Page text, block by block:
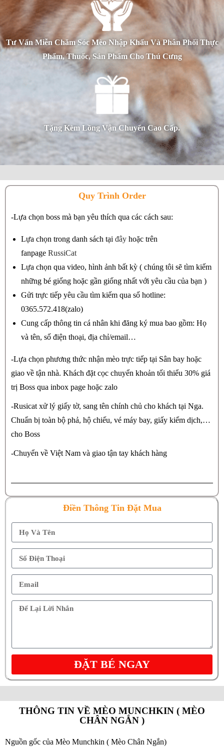
Tư Vấn Miễn Chăm Sóc Mèo Nhập Khẩu Và Phân Phối Thực
Phẩm, Thuốc, Sản Phẩm Cho Thú Cưng
Tặng Kèm Lồng Vận Chuyển Cao Cấp.
Quy Trình Order
-Lựa chọn boss mà bạn yêu thích qua các cách sau:
Lựa chọn trong danh sách tại đây hoặc trên
fanpage RussiCat
Lựa chọn qua video, hình ảnh bất kỳ ( chúng tôi sẽ tìm kiếm
những bé giống hoặc gần giống nhất với yêu cầu của bạn )
Gửi trực tiếp yêu cầu tìm kiếm qua số hotline:
0365.572.418(zalo)
Cung cấp thông tin cá nhân khi đăng ký mua bao gồm: Họ
và tên, số điện thoại, địa chỉ/email…
-Lựa chọn phương thức nhận mèo trực tiếp tại Sân bay hoặc
giao về tận nhà. Khách đặt cọc chuyển khoản tối thiểu 30% giá
trị Boss qua inbox page hoặc zalo
-Rusicat xử lý giấy tờ, sang tên chính chủ cho khách tại Nga.
Chuẩn bị toàn bộ phả, hộ chiếu, vé máy bay, giấy kiểm dịch,…
cho Boss
-Chuyển về Việt Nam và giao tận tay khách hàng
Điền Thông Tin Đặt Mua
ĐẶT BÉ NGAY
THÔNG TIN VỀ MÈO MUNCHKIN ( MÈO
CHÂN NGẮN )
Nguồn gốc của Mèo Munchkin ( Mèo Chân Ngắn)